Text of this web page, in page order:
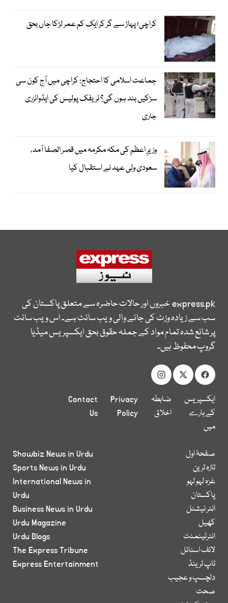
کراچی؛ پہاڑ سے گر کر ایک کم عمر لڑکا جاں بحق
جماعت اسلامی کا احتجاج: کراچی میں آج کون سی
سڑکیں بند ہوں گی؟ ٹریفک پولیس کی ایڈوائزری
جاری
وزیرِ اعظم کی مکہ مکرمہ میں قصر الصفا آمد،
سعودی ولی عہد نے استقبال کیا
express.pkخبروں اور حالات حاضرہ سے متعلق پاکستان کی
سب سے زیادہ وزٹ کی جانے والی ویب سائٹ ہے۔ اس ویب سائٹ
پر شائع شدہ تمام مواد کے جملہ حقوق بحق ایکسپریس میڈیا
گروپ محفوظ ہیں۔
ایکسپریس
کے بارے
میں
ضابطہ
اخلاق
Privacy
Policy
Contact
Us
صفحۂ اول
تازہ ترین
غزہ لہو لہو
پاکستان
انٹر نیشنل
کھیل
انٹرٹینمنٹ
لائف اسٹائل
ٹاپ ٹرینڈ
دلچسپ و عجیب
صحت
Showbiz News in Urdu
Sports News in Urdu
International News in
Urdu
Business News in Urdu
Urdu Magazine
Urdu Blogs
The Express Tribune
Express Entertainment